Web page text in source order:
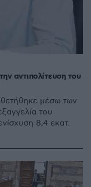
αντιπολίτευση του
μέσω των
του
8,4 εκατ.